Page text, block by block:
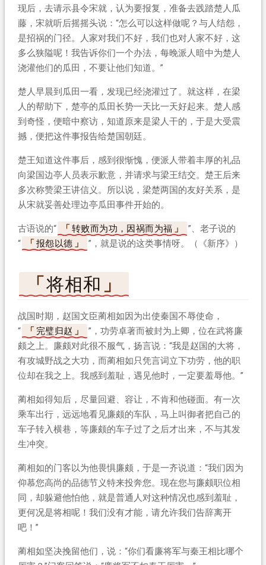
现后，去请示县令宋就，认为要报复，准备去践踏楚人瓜
藤，宋就听后摇摇头说：“怎么可以这样做呢？与人结怨，
是招祸的门径。人家对我们不好，我们也对人家不好，这
多么狭隘呢！我告诉你们一个办法，每晚派人暗中为楚人
浇灌他们的瓜田，不要让他们知道。”
楚人早晨到瓜田一看，发现已经浇灌过了。就这样，在梁
人的帮助下，楚亭的瓜田长势一天比一天好起来。楚人感
到奇怪，便暗中察访，知道原来是梁人干的，于是大受震
撼，便把这件事报告给楚国朝廷。
楚王知道这件事后，感到很惭愧，便派人带着丰厚的礼品
向梁国边亭人员表示歉意，并请求与梁王结交。楚王后来
多次称赞梁王讲信义。所以说，梁楚两国的友好关系，是
从宋就妥善处理边亭瓜田事件开始的。
古语说的“ 转败而为功，因祸而为福
”、老子说的
“
报怨以德 ”，就是说的这类事情呀。（《新序》）
将相和
战国时期，赵国文臣蔺相如因为出使秦国不辱使命，
“
完璧归赵
”，功劳卓著而被封为上卿，位在武将廉
颇之上。廉颇对此很不服气，扬言说：“我是赵国的大将，
有攻城野战之大功，而蔺相如只凭言词立下功劳，他的职
位却在我之上。我感到羞耻，遇见他时，一定要羞辱他。”
蔺相如得知后，尽量回避、容让，不肯和他碰面。有一次
乘车出行，远远地看见廉颇的车队，马上叫御者把自己的
车子转入横巷，等廉颇的车子过了之后才出来，不与其发
生冲突。
蔺相如的门客以为他畏惧廉颇，于是一齐说道：“我们因为
仰慕您高尚的品德节义特来投奔您。现在您与廉颇职位相
同，却躲避他怕他，就是普通人对这种情况也感到羞耻，
更何况是将相呢！我们没有才能，请允许我们告辞离开
吧！”
蔺相如坚决挽留他们，说：“你们看廉将军与秦王相比哪个